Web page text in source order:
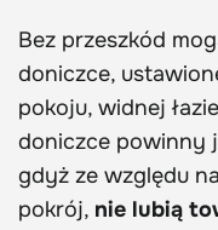
Bez przeszkód
doniczce,
pokoju, widnej
doniczce powinny
gdyż ze względu
pokrój, nie lubią